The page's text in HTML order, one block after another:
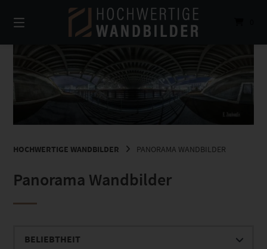
zum
Inhalt
HOCHWERTIGE WANDBILDER PANORAMA WANDBILDER
Panorama Wandbilder